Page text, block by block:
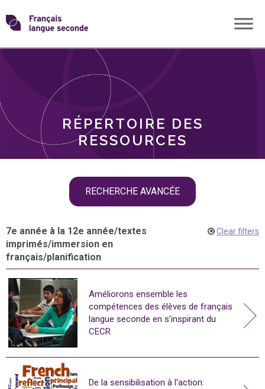
Skip
toTransformons
langue
RÉPERTOIRE DES
RESSOURCES
RECHERCHE AVANCÉE
THÈMES
7e année à la 12e année/textes
imprimés/immersion en
français/planification
Clear filters
Améliorons ensemble les
compétences des élèves de français
langue seconde en s’inspirant du
CECR
De la sensibilisation à l'action: